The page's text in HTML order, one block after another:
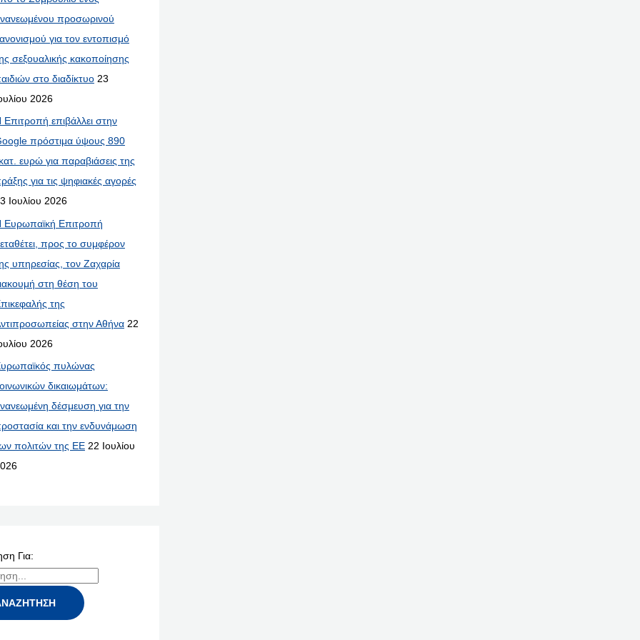
προσωρινού
για τον εντοπισμό
σεξουαλικής κακοποίησης
στο διαδίκτυο 23
2026
Επιτροπή επιβάλλει στην
πρόστιμα ύψους 890
ευρώ για παραβιάσεις της
για τις ψηφιακές αγορές
Ιουλίου 2026
Ευρωπαϊκή Επιτροπή
προς το συμφέρον
υπηρεσίας, τον Ζαχαρία
στη θέση του
της
στην Αθήνα 22
2026
πυλώνας
δικαιωμάτων:
δέσμευση για την
και την ενδυνάμωση
πολιτών της ΕΕ 22 Ιουλίου
Για: